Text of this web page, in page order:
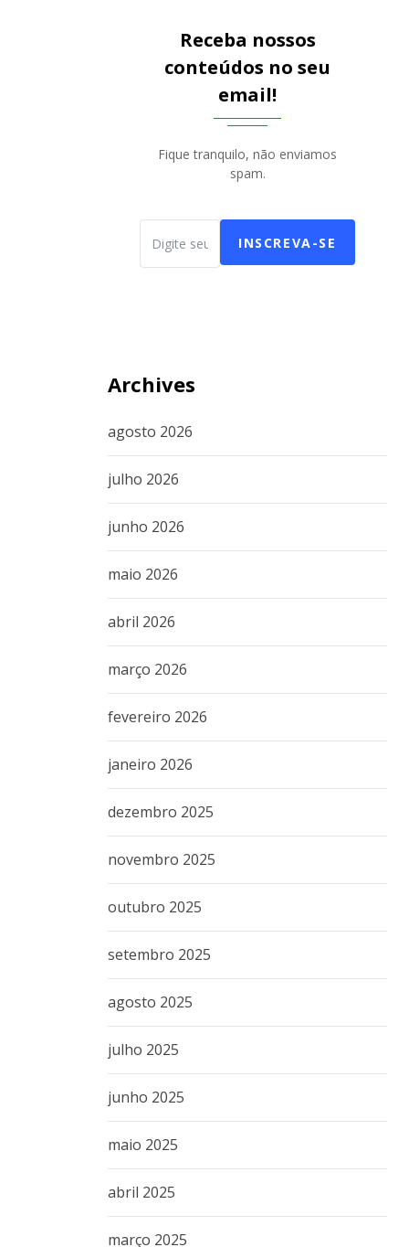
Receba nossos
conteúdos no seu
email!
Fique tranquilo, não enviamos
spam.
INSCREVA-SE
Archives
agosto 2026
julho 2026
junho 2026
maio 2026
abril 2026
março 2026
fevereiro 2026
janeiro 2026
dezembro 2025
novembro 2025
outubro 2025
setembro 2025
agosto 2025
julho 2025
junho 2025
maio 2025
abril 2025
março 2025